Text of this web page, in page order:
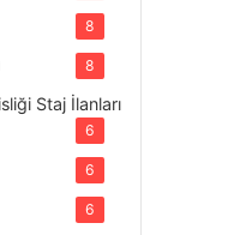
8
8
Staj İlanları
6
6
6